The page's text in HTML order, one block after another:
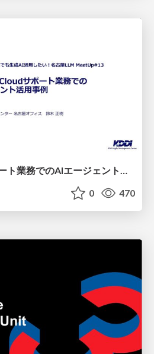
Atlassian Cloudサポート業務でのAIエージェント活用事例
0 470